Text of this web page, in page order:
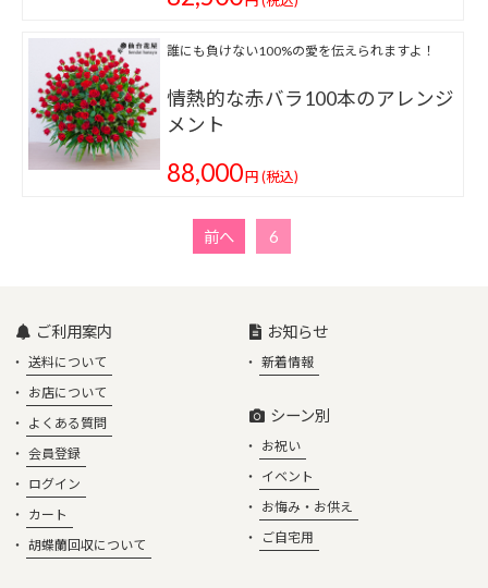
誰にも負けない100%の愛を伝えられますよ！
情熱的な赤バラ100本のアレンジ
メント
88,000円(税込)
前へ 6
ご利用案内
送料について
お店について
よくある質問
会員登録
ログイン
カート
胡蝶蘭回収について
お知らせ
新着情報
シーン別
お祝い
イベント
お悔み・お供え
ご自宅用